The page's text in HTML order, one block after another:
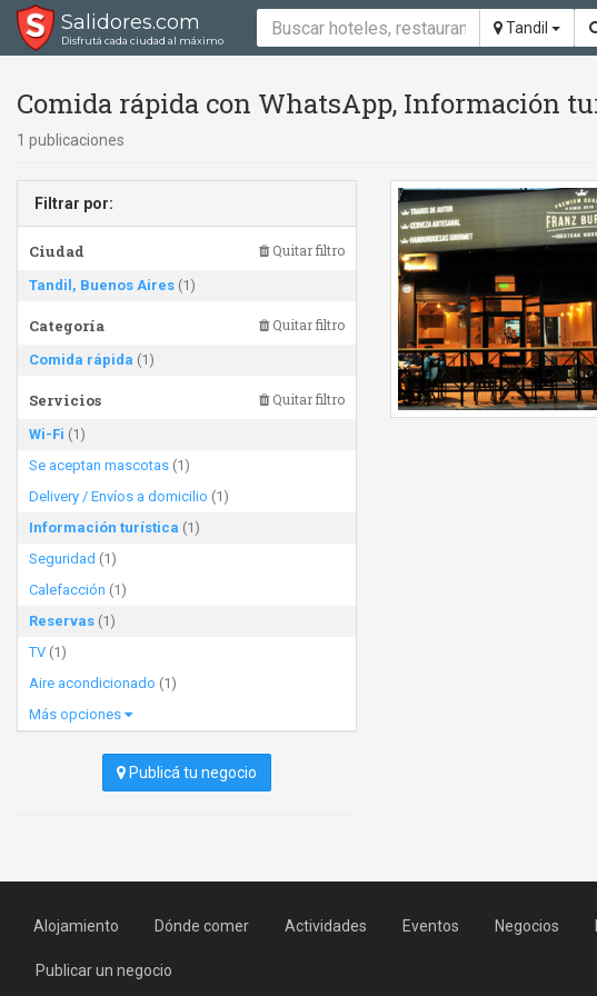
Salidores.com
Disfrutá cada ciudad al máximo
Tandil
Comida rápida con WhatsApp, Información
1 publicaciones
Filtrar por:
Ciudad Quitar filtro
Tandil, Buenos Aires (1)
Categoría Quitar filtro
Comida rápida (1)
Servicios Quitar filtro
Wi-Fi (1)
Se aceptan mascotas (1)
Delivery / Envíos a domicilio (1)
Información turística (1)
Seguridad (1)
Calefacción (1)
Reservas (1)
TV (1)
Aire acondicionado (1)
Más opciones
Publicá tu negocio
Alojamiento Dónde comer Actividades Eventos Negocios
Publicar un negocio